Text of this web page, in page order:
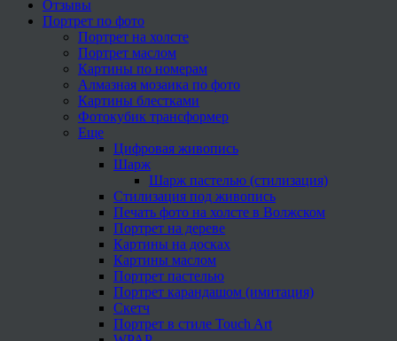
Отзывы
Портрет по фото
Портрет на холсте
Портрет маслом
Картины по номерам
Алмазная мозаика по фото
Картины блестками
Фотокубик трансформер
Еще
Цифровая живопись
Шарж
Шарж пастелью (стилизация)
Стилизация под живопись
Печать фото на холсте в Волжском
Портрет на дереве
Картины на досках
Картины маслом
Портрет пастелью
Портрет карандашом (имитация)
Скетч
Портрет в стиле Touch Art